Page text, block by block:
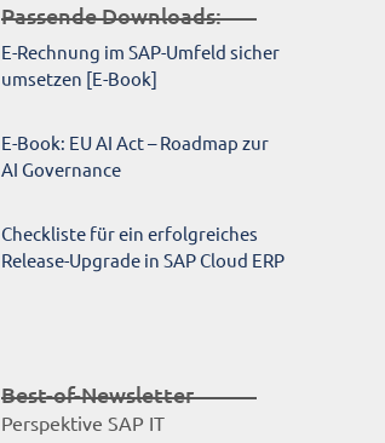
Passende Downloads:
E-Rechnung im SAP-Umfeld sicher
umsetzen [E-Book]
E-Book: EU AI Act – Roadmap zur
AI Governance
Checkliste für ein erfolgreiches
Release-Upgrade in SAP Cloud ERP
Best-of-Newsletter
Perspektive SAP IT